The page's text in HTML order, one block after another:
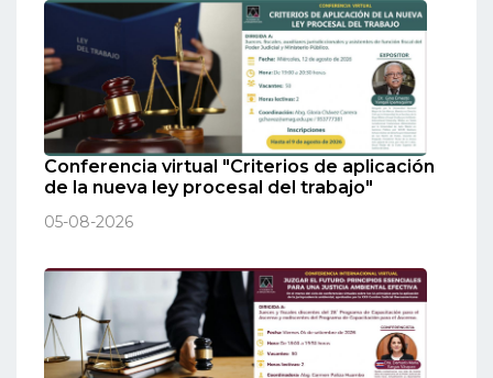
Conferencia virtual "Criterios de aplicación
de la nueva ley procesal del trabajo"
05-08-2026